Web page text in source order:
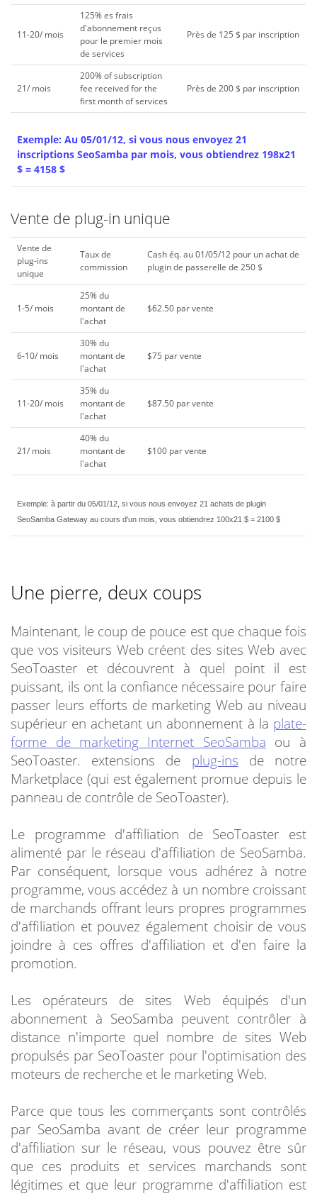
11-20/ mois
125% es frais
d'abonnement reçus
pour le premier mois
de services
Près de 125 $ par inscription
21/ mois
200% of subscription
fee received for the
first month of services
Près de 200 $ par inscription
Exemple: Au 05/01/12, si vous nous envoyez 21
inscriptions SeoSamba par mois, vous obtiendrez 198x21
$ = 4158 $
Vente de plug-in unique
Vente de
plug-ins
unique
Taux de
commission
Cash éq. au 01/05/12 pour un achat de
plugin de passerelle de 250 $
1-5/ mois
25% du
montant de
l'achat
$62.50 par vente
6-10/ mois
30% du
montant de
l'achat
$75 par vente
11-20/ mois
35% du
montant de
l'achat
$87.50 par vente
21/ mois
40% du
montant de
l'achat
$100 par vente
Exemple: à partir du 05/01/12, si vous nous envoyez 21 achats de plugin
SeoSamba Gateway au cours d'un mois, vous obtiendrez 100x21 $ = 2100 $
Une pierre, deux coups
Maintenant, le coup de pouce est que chaque fois
que vos visiteurs Web créent des sites Web avec
SeoToaster et découvrent à quel point il est
puissant, ils ont la confiance nécessaire pour faire
passer leurs efforts de marketing Web au niveau
supérieur en achetant un abonnement à la plate-
forme de marketing Internet SeoSamba ou à
SeoToaster. extensions de plug-ins de notre
Marketplace (qui est également promue depuis le
panneau de contrôle de SeoToaster).
Le programme d'affiliation de SeoToaster est
alimenté par le réseau d'affiliation de SeoSamba.
Par conséquent, lorsque vous adhérez à notre
programme, vous accédez à un nombre croissant
de marchands offrant leurs propres programmes
d'affiliation et pouvez également choisir de vous
joindre à ces offres d'affiliation et d'en faire la
promotion.
Les opérateurs de sites Web équipés d'un
abonnement à SeoSamba peuvent contrôler à
distance n'importe quel nombre de sites Web
propulsés par SeoToaster pour l'optimisation des
moteurs de recherche et le marketing Web.
Parce que tous les commerçants sont contrôlés
par SeoSamba avant de créer leur programme
d'affiliation sur le réseau, vous pouvez être sûr
que ces produits et services marchands sont
légitimes et que leur programme d'affiliation est